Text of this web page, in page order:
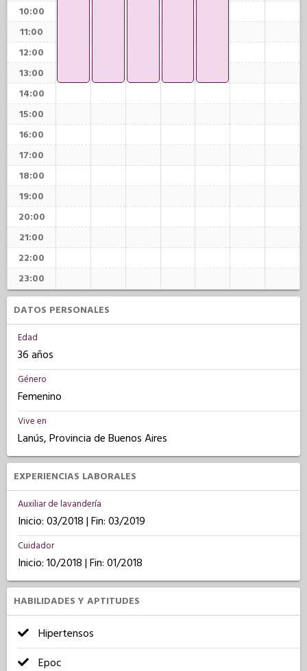
10:00
11:00
12:00
13:00
14:00
15:00
16:00
17:00
18:00
19:00
20:00
21:00
22:00
23:00
DATOS PERSONALES
Edad
36 años
Género
Femenino
Vive en
Lanús, Provincia de Buenos Aires
EXPERIENCIAS LABORALES
Auxiliar de lavandería
Inicio: 03/2018 | Fin: 03/2019
Cuidador
Inicio: 10/2018 | Fin: 01/2018
HABILIDADES Y APTITUDES
Hipertensos
Epoc